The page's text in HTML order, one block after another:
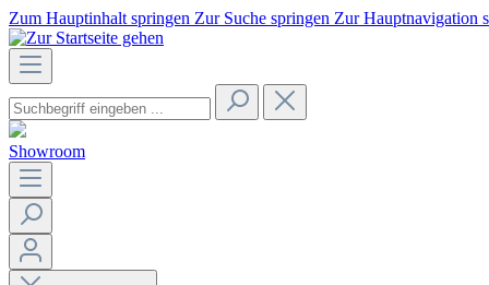
Zum Hauptinhalt springen Zur Suche springen Zur Hauptnavigation
Showroom